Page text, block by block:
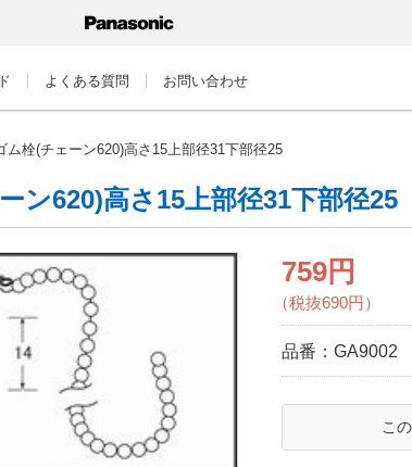
よくある質問 お問い合わせ
ム栓(チェーン620)高さ15上部径31下部径25
ン620)高さ15上部径31下部径25
759円
（税抜690円）
品番： GA9002
こ